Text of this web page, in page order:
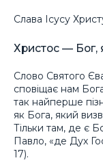
Слава Ісусу
Христос — Бог,
Слово Святого
сповіщає нам
так найперше
як Бога, який
Тільки там, де є
Павло, «де Дух
17).